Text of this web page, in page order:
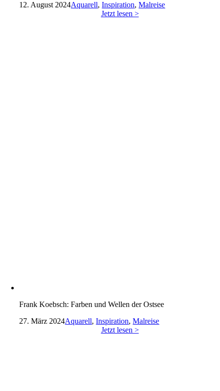
12. August 2024Aquarell,Inspiration,Malreise
Jetzt lesen >
Frank Koebsch: Farben und Wellen der Ostsee
27. März 2024Aquarell,Inspiration,Malreise
Jetzt lesen >